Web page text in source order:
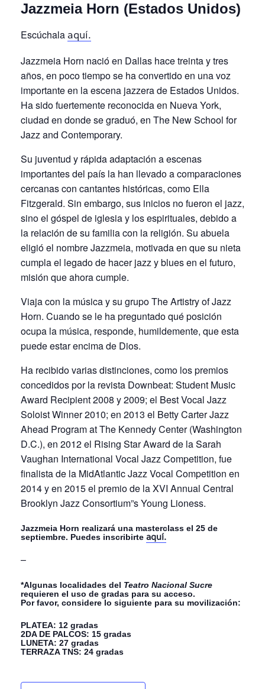
Jazzmeia Horn (Estados Unidos)
Escúchala aquí.
Jazzmeia Horn nació en Dallas hace treinta y tres
años, en poco tiempo se ha convertido en una voz
importante en la escena jazzera de Estados Unidos.
Ha sido fuertemente reconocida en Nueva York,
ciudad en donde se graduó, en The New School for
Jazz and Contemporary.
Su juventud y rápida adaptación a escenas
importantes del país la han llevado a comparaciones
cercanas con cantantes históricas, como Ella
Fitzgerald. Sin embargo, sus inicios no fueron el jazz,
sino el góspel de iglesia y los espirituales, debido a
la relación de su familia con la religión. Su abuela
eligió el nombre Jazzmeia, motivada en que su nieta
cumpla el legado de hacer jazz y blues en el futuro,
misión que ahora cumple.
Viaja con la música y su grupo The Artistry of Jazz
Horn. Cuando se le ha preguntado qué posición
ocupa la música, responde, humildemente, que esta
puede estar encima de Dios.
Ha recibido varias distinciones, como los premios
concedidos por la revista Downbeat: Student Music
Award Recipient 2008 y 2009; el Best Vocal Jazz
Soloist Winner 2010; en 2013 el Betty Carter Jazz
Ahead Program at The Kennedy Center (Washington
D.C.), en 2012 el Rising Star Award de la Sarah
Vaughan International Vocal Jazz Competition, fue
finalista de la MidAtlantic Jazz Vocal Competition en
2014 y en 2015 el premio de la XVI Annual Central
Brooklyn Jazz Consortium”s Young Lioness.
Jazzmeia Horn realizará una masterclass el 25 de
septiembre. Puedes inscribirte aquí.
–
*Algunas localidades del Teatro Nacional Sucre
requieren el uso de gradas para su acceso.
Por favor, considere lo siguiente para su movilización:
PLATEA: 12 gradas
2DA DE PALCOS: 15 gradas
LUNETA: 27 gradas
TERRAZA TNS: 24 gradas